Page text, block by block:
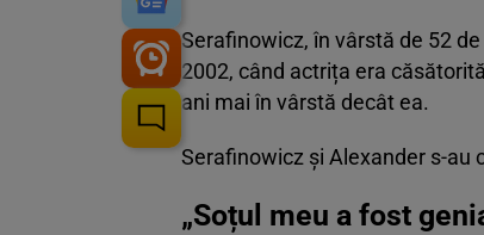
Serafinowicz, în vârstă de 52
2002, când actrița era
ani mai în vârstă decât ea.
Serafinowicz și Alexander s-au
„Soțul meu a fost